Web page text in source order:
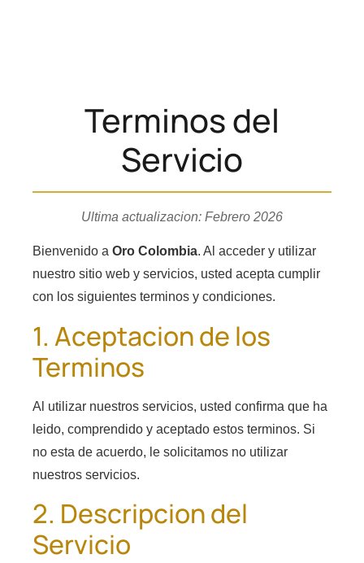
Terminos del
Servicio
Ultima actualizacion: Febrero 2026
Bienvenido a Oro Colombia. Al acceder y utilizar
nuestro sitio web y servicios, usted acepta cumplir
con los siguientes terminos y condiciones.
1. Aceptacion de los
Terminos
Al utilizar nuestros servicios, usted confirma que ha
leido, comprendido y aceptado estos terminos. Si
no esta de acuerdo, le solicitamos no utilizar
nuestros servicios.
2. Descripcion del
Servicio